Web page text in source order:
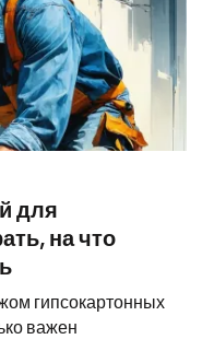
для
на что
гипсокартонных
важен